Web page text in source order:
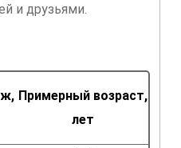
и друзьями.
Примерный возраст,
лет